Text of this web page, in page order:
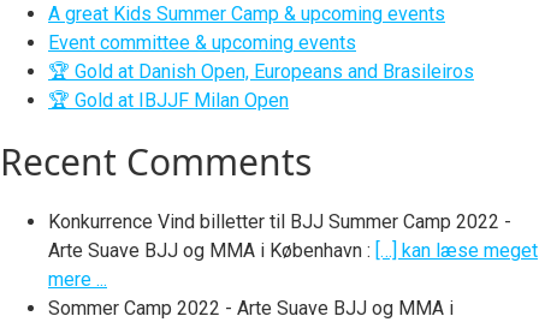
A great Kids Summer Camp & upcoming events
Event committee & upcoming events
🏆 Gold at Danish Open, Europeans and Brasileiros
🏆 Gold at IBJJF Milan Open
Recent Comments
Konkurrence Vind billetter til BJJ Summer Camp 2022 -
Arte Suave BJJ og MMA i København : […] kan læse meget
mere ...
Sommer Camp 2022 - Arte Suave BJJ og MMA i